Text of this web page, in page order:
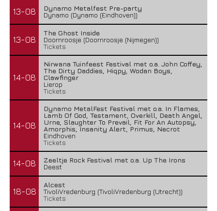
13-08
Dynamo Metalfest Pre-party
Dynamo (Dynamo (Eindhoven))
13-08
The Ghost Inside
Doornroosje (Doornroosje (Nijmegen))
Tickets
14-08
Nirwana Tuinfeest Festival met o.a. John Coffey,
The Dirty Daddies, Hiqpy, Wodan Boys,
Clawfinger
Lierop
Tickets
14-08
Dynamo MetalFest Festival met o.a. In Flames,
Lamb Of God, Testament, Overkill, Death Angel,
Urne, Slaughter To Prevail, Fit For An Autopsy,
Amorphis, Insanity Alert, Primus, Necrot
Eindhoven
Tickets
14-08
Zeeltje Rock Festival met o.a. Up The Irons
Deest
18-08
Alcest
TivoliVredenburg (TivoliVredenburg (Utrecht))
Tickets